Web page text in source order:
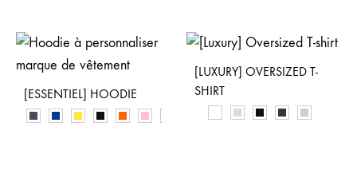
[ESSENTIEL] HOODIE
[LUXURY] OVERSIZED T-
SHIRT